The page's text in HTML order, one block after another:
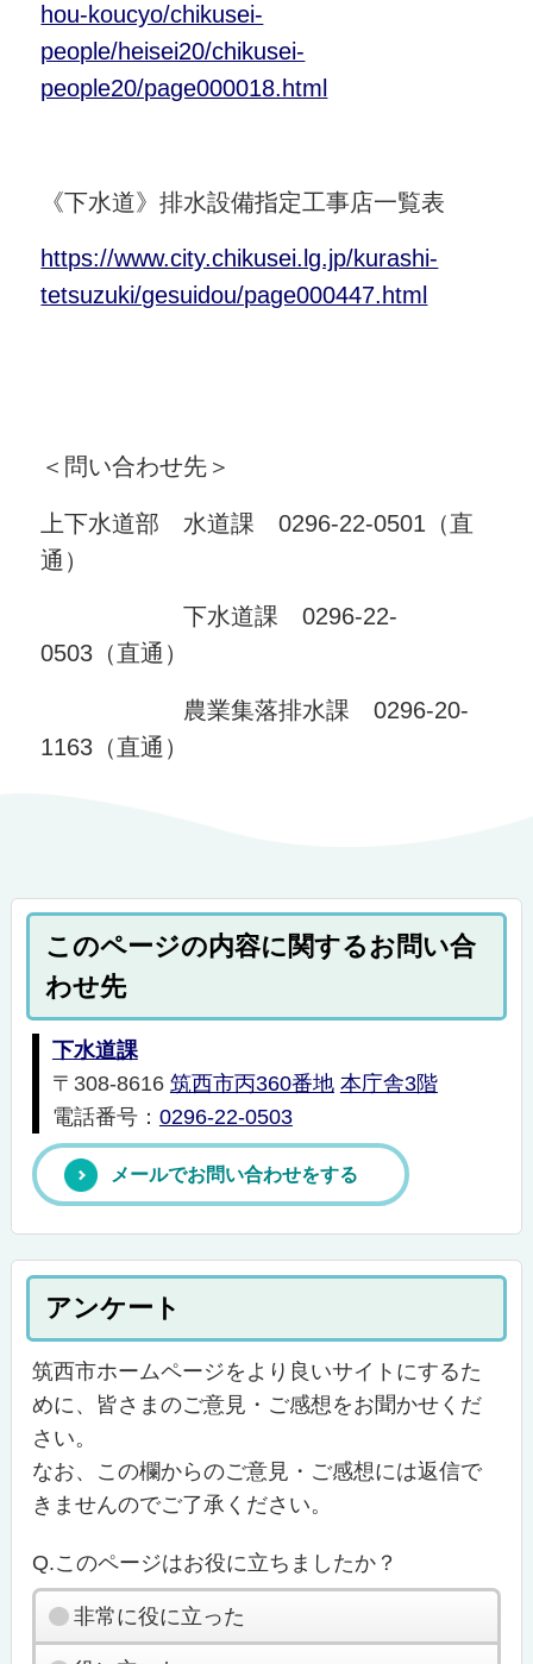
hou-koucyo/chikusei-
people/heisei20/chikusei-
people20/page000018.html
《下水道》排水設備指定工事店一覧表
https://www.city.chikusei.lg.jp/kurashi-
tetsuzuki/gesuidou/page000447.html
＜問い合わせ先＞
上下水道部 水道課 0296-22-0501（直
通）
下水道課 0296-22-
0503（直通）
農業集落排水課 0296-20-
1163（直通）
このページの内容に関するお問い合
わせ先
下水道課
〒308-8616 筑西市丙360番地 本庁舎3階
電話番号： 0296-22-0503
メールでお問い合わせをする
アンケート
筑西市ホームページをより良いサイトにするた
めに、皆さまのご意見・ご感想をお聞かせくだ
さい。
なお、この欄からのご意見・ご感想には返信で
きませんのでご了承ください。
Q.このページはお役に立ちましたか？
非常に役に立った